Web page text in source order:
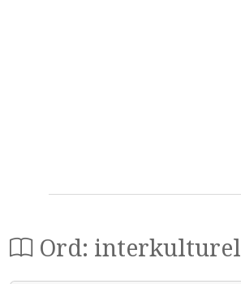
Ord: interkulturel